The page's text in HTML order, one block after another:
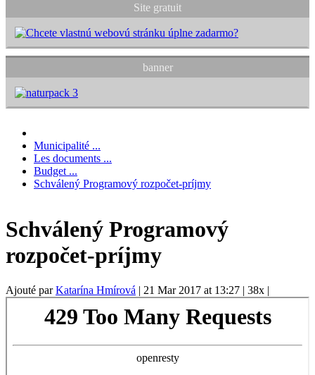
Site gratuit
banner
Municipalité ...
Les documents ...
Budget ...
Schválený Programový rozpočet-príjmy
Schválený Programový
rozpočet-príjmy
Ajouté parKatarína Hmírová | 21 Mar 2017 at 13:27 | 38x |